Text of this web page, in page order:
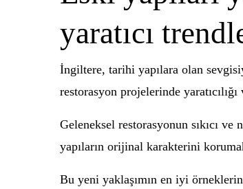
yaratıcı
İngiltere, tarihi yapılara olan
restorasyon projelerinde
Geleneksel restorasyonun sıkıcı ve
yapıların orijinal karakterini
Bu yeni yaklaşımın en iyi